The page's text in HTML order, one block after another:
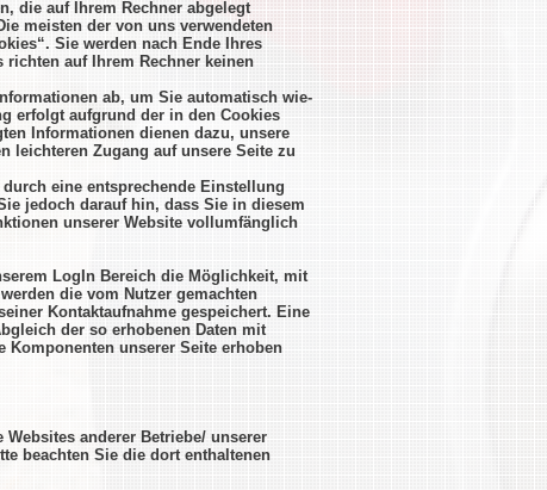
die auf Ihrem Rechner abgelegt
meisten der von uns verwendeten
Sie werden nach Ende Ihres
auf Ihrem Rechner keinen
ab, um Sie automatisch wie-
erfolgt aufgrund der in den Cookies
Informationen dienen dazu, unsere
leichteren Zugang auf unsere Seite zu
eine entsprechende Einstellung
jedoch darauf hin, dass Sie in diesem
unserer Website vollumfänglich
LogIn Bereich die Möglichkeit, mit
die vom Nutzer gemachten
Kontaktaufnahme gespeichert. Eine
der so erhobenen Daten mit
Komponenten unserer Seite erhoben
anderer Betriebe/ unserer
beachten Sie die dort enthaltenen